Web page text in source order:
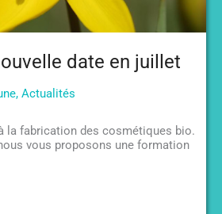
date en juillet
, Actualités
la fabrication des cosmétiques bio.
vous proposons une formation